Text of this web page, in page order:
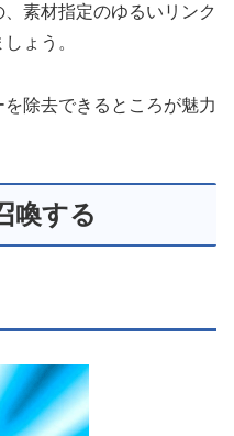
、素材指定のゆるいリンク
ょう。
除去できるところが魅力
喚する